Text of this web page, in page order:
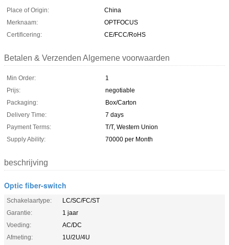
Place of Origin:
China
Merknaam:
OPTFOCUS
Certificering:
CE/FCC/RoHS
Betalen & Verzenden Algemene voorwaarden
Min Order:
1
Prijs:
negotiable
Packaging:
Box/Carton
Delivery Time:
7 days
Payment Terms:
T/T, Western Union
Supply Ability:
70000 per Month
beschrijving
Optic fiber-switch
Schakelaartype:
LC/SC/FC/ST
Garantie:
1 jaar
Voeding:
AC/DC
Afmeting:
1U/2U/4U